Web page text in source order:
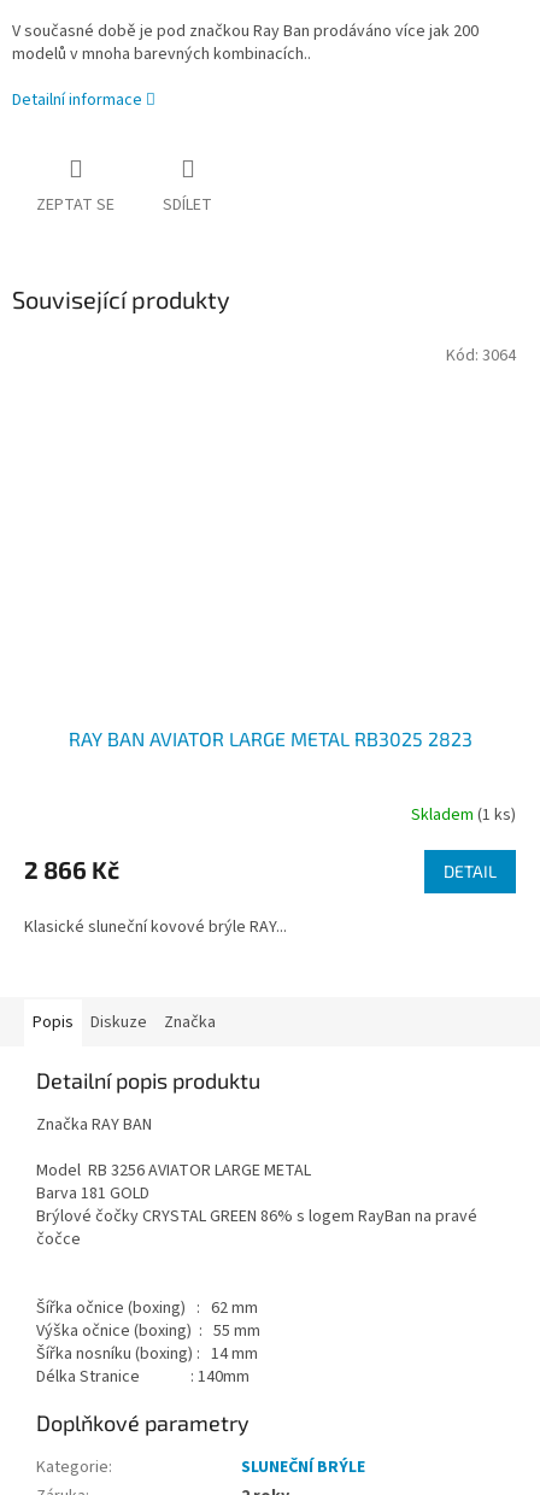
V současné době je pod značkou Ray Ban prodáváno více jak 200
modelů v mnoha barevných kombinacích..
Detailní informace
ZEPTAT SE SDÍLET
Související produkty
RAY BAN AVIATOR LARGE METAL RB3025 2823
Skladem (1 ks)
2 866 Kč DETAIL
Klasické sluneční kovové brýle RAY...
Kód: 3064
Popis Diskuze Značka
Detailní popis produktu
Značka RAY BAN
Model RB 3256 AVIATOR LARGE METAL
Barva 181 GOLD
Brýlové čočky CRYSTAL GREEN 86% s logem RayBan na pravé
čočce
Šířka očnice (boxing) : 62 mm
Výška očnice (boxing) : 55 mm
Šířka nosníku (boxing) : 14 mm
Délka Stranice : 140mm
Doplňkové parametry
Kategorie:
SLUNEČNÍ BRÝLE